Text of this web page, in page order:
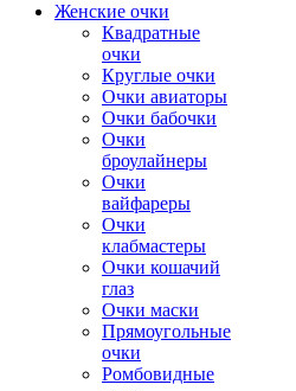
Женские очки
Квадратные
очки
Круглые очки
Очки авиаторы
Очки бабочки
Очки
броулайнеры
Очки
вайфареры
Очки
клабмастеры
Очки кошачий
глаз
Очки маски
Прямоугольные
очки
Ромбовидные